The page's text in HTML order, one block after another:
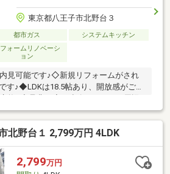
東京都八王子市北野台３
都市ガス システムキッチン
ォームリノベーシ
ョン
見可能です♪◇新規リフォームがされ
す♪◆LDKは18.5帖あり、開放感がござ
： 徒歩8分 ・中山小学
中学校： 徒歩10分まずは現地を
合わせは、グループ創業55年
TEL 0120-971-347）【受付時間】10:00
北野台１ 2,799万円 4LDK
2,799万円